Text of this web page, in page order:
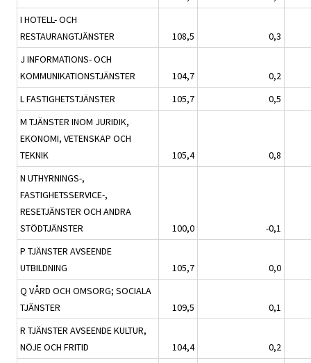
I HOTELL- OCH
RESTAURANGTJÄNSTER
108,5
0,3
J INFORMATIONS- OCH
KOMMUNIKATIONSTJÄNSTER
104,7
0,2
L FASTIGHETSTJÄNSTER
105,7
0,5
M TJÄNSTER INOM JURIDIK,
EKONOMI, VETENSKAP OCH
TEKNIK
105,4
0,8
N UTHYRNINGS-,
FASTIGHETSSERVICE-,
RESETJÄNSTER OCH ANDRA
STÖDTJÄNSTER
100,0
-0,1
P TJÄNSTER AVSEENDE
UTBILDNING
105,7
0,0
Q VÅRD OCH OMSORG; SOCIALA
TJÄNSTER
109,5
0,1
R TJÄNSTER AVSEENDE KULTUR,
NÖJE OCH FRITID
104,4
0,2